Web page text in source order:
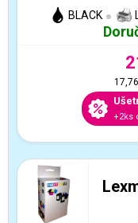
BLACK
+2ks